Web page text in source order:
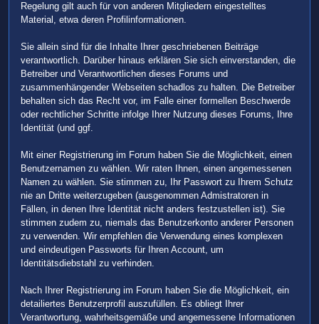
Regelung gilt auch für von anderen Mitgliedern eingestelltes
Material, etwa deren Profilinformationen.
Sie allein sind für die Inhalte Ihrer geschriebenen Beiträge
verantwortlich. Darüber hinaus erklären Sie sich einverstanden, die
Betreiber und Verantwortlichen dieses Forums und
zusammenhängender Webseiten schadlos zu halten. Die Betreiber
behalten sich das Recht vor, im Falle einer formellen Beschwerde
oder rechtlicher Schritte infolge Ihrer Nutzung dieses Forums, Ihre
Identität (und ggf.
Mit einer Registrierung im Forum haben Sie die Möglichkeit, einen
Benutzernamen zu wählen. Wir raten Ihnen, einen angemessenen
Namen zu wählen. Sie stimmen zu, Ihr Passwort zu Ihrem Schutz
nie an Dritte weiterzugeben (ausgenommen Admistratoren in
Fällen, in denen Ihre Identität nicht anders festzustellen ist). Sie
stimmen zudem zu, niemals das Benutzerkonto anderer Personen
zu verwenden. Wir empfehlen die Verwendung eines komplexen
und eindeutigen Passworts für Ihren Account, um
Identitätsdiebstahl zu verhinden.
Nach Ihrer Registrierung im Forum haben Sie die Möglichkeit, ein
detailiertes Benutzerprofil auszufüllen. Es obliegt Ihrer
Verantwortung, wahrheitsgemäße und angemessene Informationen